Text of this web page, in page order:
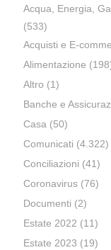
Acqua, Energia,
(533)
Acquisti e E-
Alimentazione
Altro (1)
Banche e
Casa (50)
Comunicati (4.322)
Conciliazioni (41)
Coronavirus(76)
Documenti (2)
Estate 2022 (11)
Estate 2023 (19)